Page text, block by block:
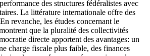
des structures fédéralistes avec
La littérature internationale offre des
revanche, les études concernant le
que la pluralité des collectivités
directe apportent des avantages: un
charge fiscale plus faible, des finances